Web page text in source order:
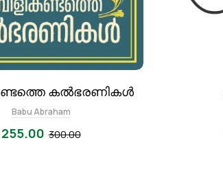
കൽഭരണികൾ
Babu Abraham
300.00
255.00